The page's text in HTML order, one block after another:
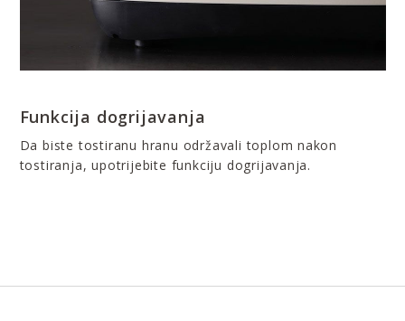
Funkcija dogrijavanja
Da biste tostiranu hranu održavali toplom nakon
tostiranja, upotrijebite funkciju dogrijavanja.